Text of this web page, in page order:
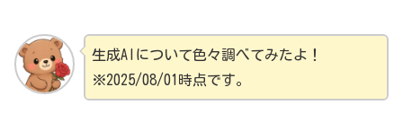
生成AIについて色々調べてみたよ！
※2025/08/01時点です。